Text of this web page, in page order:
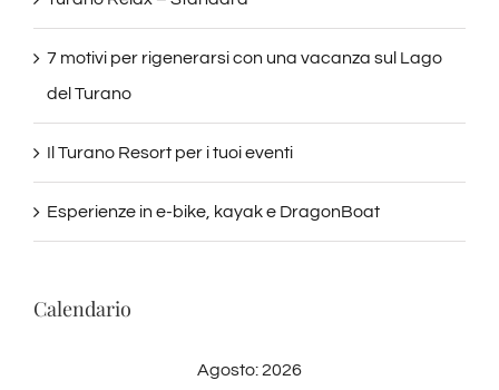
7 motivi per rigenerarsi con una vacanza sul Lago
del Turano
Il Turano Resort per i tuoi eventi
Esperienze in e-bike, kayak e DragonBoat
Calendario
Agosto: 2026